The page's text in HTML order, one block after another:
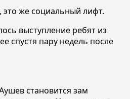
же социальный лифт.
выступление ребят из
спустя пару недель после
становится зам